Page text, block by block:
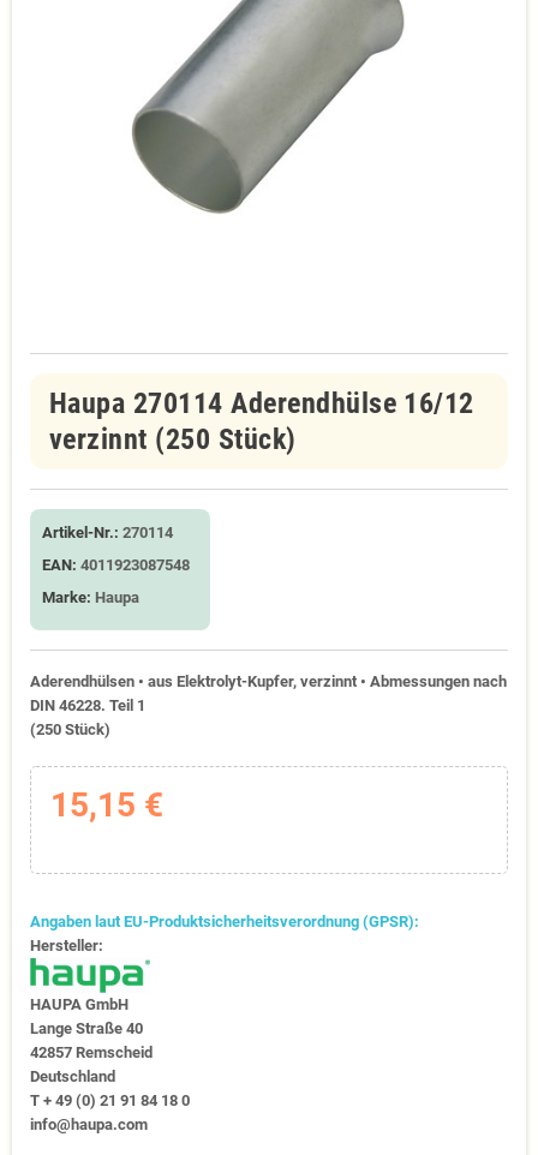
Haupa 270114 Aderendhülse 16/12
verzinnt (250 Stück)
Artikel-Nr.: 270114
EAN: 4011923087548
Marke: Haupa
Aderendhülsen • aus Elektrolyt-Kupfer, verzinnt • Abmessungen nach
DIN 46228. Teil 1
(250 Stück)
15,15 €
Angaben laut EU-Produktsicherheitsverordnung (GPSR):
Hersteller:
HAUPA GmbH
Lange Straße 40
42857 Remscheid
Deutschland
T + 49 (0) 21 91 84 18 0
info@haupa.com